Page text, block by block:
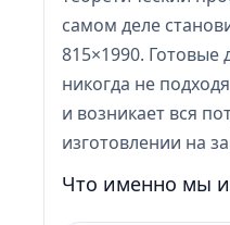
самом деле
815×1990. Готовые
никогда не
и возникает вся
изготовлении на
Что именно мы